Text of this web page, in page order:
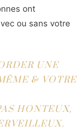
ont
ou sans votre
UNE
& VOTRE
HONTEUX,